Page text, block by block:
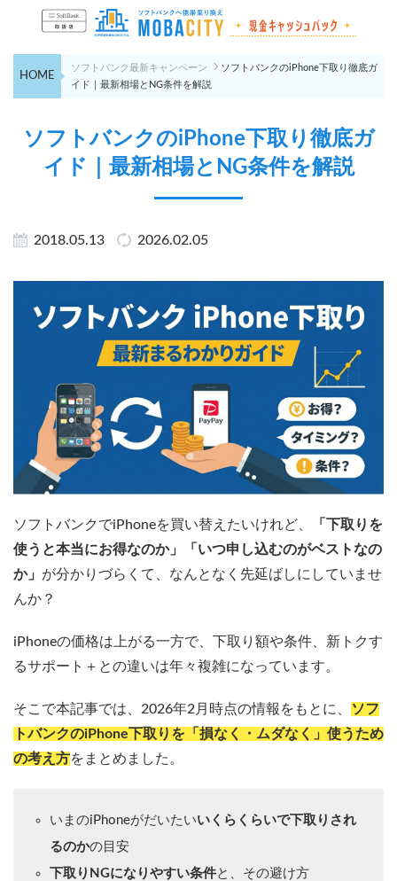
HOME
ソフトバンク最新キャンペーン
ソフトバンクのiPhone下取り徹底ガ
イド｜最新相場とNG条件を解説
ソフトバンクのiPhone下取り徹底ガ
イド｜最新相場とNG条件を解説
2018.05.13 2026.02.05
ソフトバンクでiPhoneを買い替えたいけれど、
「下取りを
使うと本当にお得なのか」「いつ申し込むのがベストなの
か」 が分かりづらくて、なんとなく先延ばしにしていませ
んか？
iPhoneの価格は上がる一方で、下取り額や条件、新トクす
るサポート＋との違いは年々複雑になっています。
そこで本記事では、2026年2月時点の情報をもとに、
ソフ
トバンクのiPhone下取りを「損なく・ムダなく」使うため
の考え方をまとめました。
いまのiPhoneがだいたいいくらくらいで下取りされ
るのかの目安
下取りNGになりやすい条件と、その避け方